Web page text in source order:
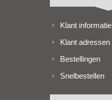
Klant informatie
Klant adressen
Bestellingen
Snelbestellen